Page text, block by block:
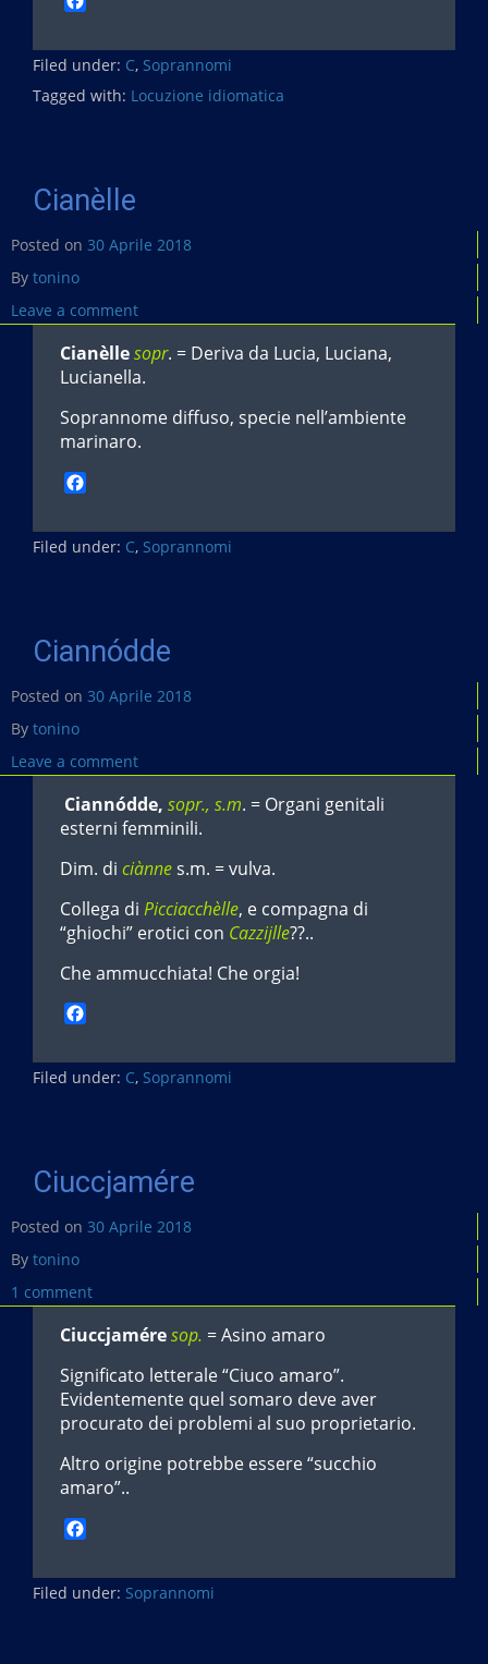
c
e
b
Filed under: C, Soprannomi
Tagged with: Locuzione idiomatica
Cianèlle
Posted on 30 Aprile 2018
By tonino
Leave a comment
Cianèllesopr. = Deriva da Lucia, Luciana,
Lucianella.
Soprannome diffuso, specie nell’ambiente
marinaro.
c
e
Filed under: C, Soprannomi
Ciannódde
Posted on 30 Aprile 2018
By tonino
Leave a comment
Ciannódde, sopr., s.m. = Organi genitali
esterni femminili.
Dim. di ciànnes.m. = vulva.
Collega di Picciacchèlle, e compagna di
“ghiochi” erotici con Cazzijlle??..
Che ammucchiata! Che orgia!
c
e
Filed under: C, Soprannomi
Ciuccjamére
Posted on 30 Aprile 2018
By tonino
1 comment
Ciuccjaméresop. = Asino amaro
Significato letterale “Ciuco amaro”.
Evidentemente quel somaro deve aver
procurato dei problemi al suo proprietario.
Altro origine potrebbe essere “succhio
amaro”..
c
e
Filed under: Soprannomi